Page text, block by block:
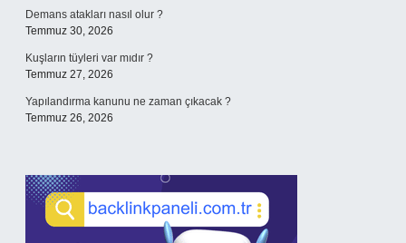
Demans atakları nasıl olur ?
Temmuz 30, 2026
Kuşların tüyleri var mıdır ?
Temmuz 27, 2026
Yapılandırma kanunu ne zaman çıkacak ?
Temmuz 26, 2026